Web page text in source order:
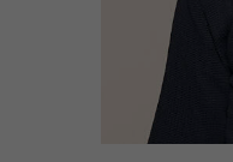
Strategie &